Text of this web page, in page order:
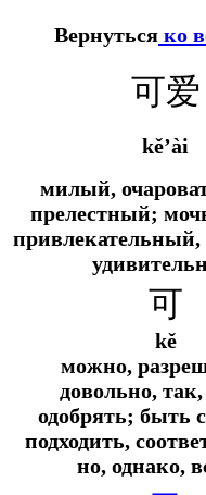
Вернуться ко
可爱
kě’ài
милый,
прелестный;
可
kě
можно,
довольно,
одобрять; быть
подходить,
но, однако,